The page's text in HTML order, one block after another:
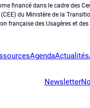
financé dans le cadre des
(CEE) du Ministère de la
française des Usagères et des
AgendaActualités
Newsletter